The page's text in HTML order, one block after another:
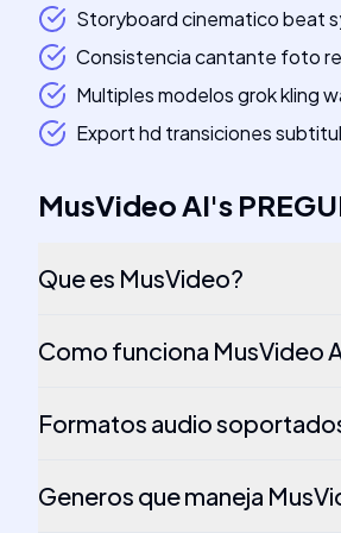
Storyboard cinematico beat
Consistencia cantante foto
Multiples modelos grok kling
Export hd transiciones
MusVideo AI's
Que es MusVideo?
Como funciona MusVideo
Formatos audio
Generos que maneja